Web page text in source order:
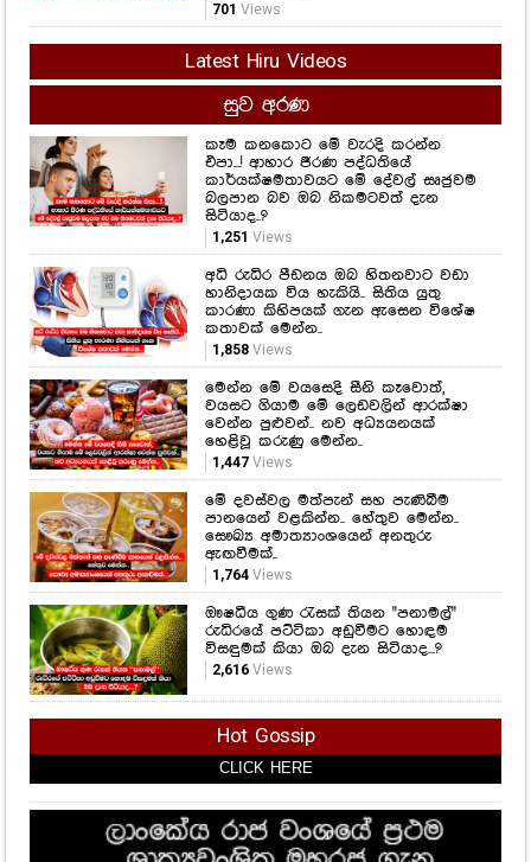
701 Views
Latest Hiru Videos
සුව අරණ
කෑම කනකොට මේ වැරදි කරන්න
එපා...! ආහාර ජීරණ පද්ධතියේ
කාර්යක්ෂමතාවයට මේ දේවල් සෘජුවම
බලපාන බව ඔබ නිකමටවත් දැන
සිටියාද..?
1,251 Views
අධි රුධිර පීඩනය ඔබ හිතනවාට වඩා
හානිදායක විය හැකියි.. සිතිය යුතු
කාරණා කිහිපයක් ගැන ඇසෙන විශේෂ
කතාවක් මෙන්න..
1,858Views
මෙන්න මේ වයසෙදි සීනි කෑවොත්,
වයසට ගියාම මේ ලෙඩවලින් ආරක්ෂා
වෙන්න පුළුවන්.. නව අධ්‍යයනයක්
හෙළිවූ කරුණු මෙන්න..
1,447Views
මේ දවස්වල මත්පැන් සහ පැණිබීම
පානයෙන් වළකින්න.. හේතුව මෙන්න..
සෞඛ්‍ය අමාත්‍යාංශයෙන් අනතුරු
ඇඟවීමක්..
1,764Views
ඖෂධීය ගුණ රැසක් තියන "පනාමල්"
රුධිරයේ පට්ටිකා අඩුවීමට හොඳම
විසඳුමක් කියා ඔබ දැන සිටියාද...?
2,616Views
Hot Gossip
CLICK HERE